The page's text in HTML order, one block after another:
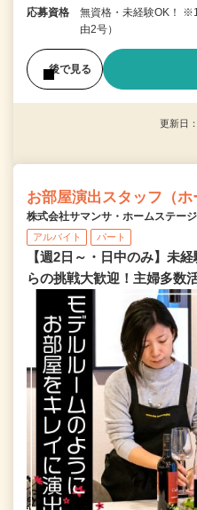
応募資格
無資格・未経験OK！
由2号）
後で見る
更新日
お部屋演出スタッフ（ホ
株式会社サマンサ・ホームステー
アルバイト パート
【週2日～・日中のみ】未
らの挑戦大歓迎！主婦多数